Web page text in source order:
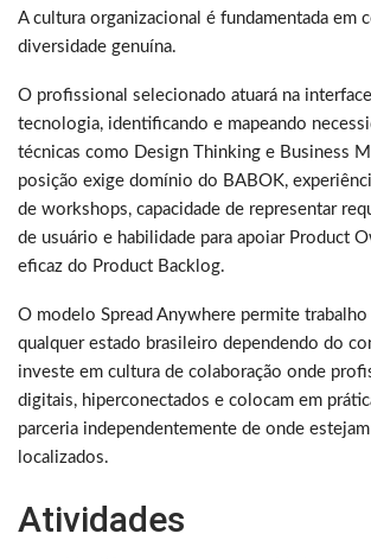
A cultura organizacional é fundamentada em
diversidade genuína.
O profissional selecionado atuará na
tecnologia, identificando e mapeando
técnicas como Design Thinking e Business
posição exige domínio do BABOK,
de workshops, capacidade de representar
de usuário e habilidade para apoiar Product
eficaz do Product Backlog.
O modelo Spread Anywhere permite
qualquer estado brasileiro dependendo do
investe em cultura de colaboração onde
digitais, hiperconectados e colocam em
parceria independentemente de onde
localizados.
Atividades